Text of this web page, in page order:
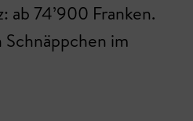
ab 74’900 Franken.
im